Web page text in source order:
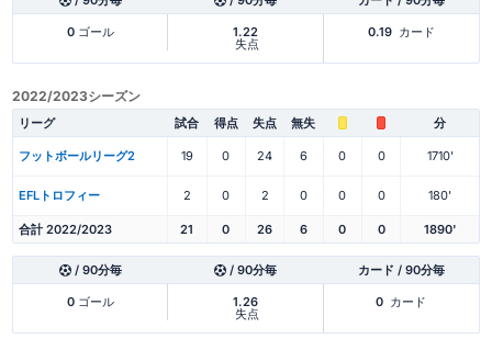
0ゴール 1.22
失点
0.19 カード
2022/2023シーズン
リーグ 試合 得点 失点 無失 分
フットボールリーグ2 19 0 24 6 0 0 1710'
EFLトロフィー 2 0 2 0 0 0 180'
合計 2022/2023 21 0 26 6 0 0 1890'
/ 90分毎 / 90分毎 カード / 90分毎
0ゴール 1.26
失点
0 カード